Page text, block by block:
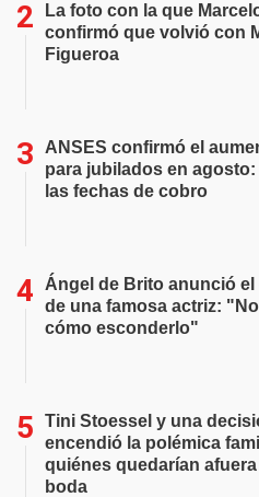
La foto con la que
confirmó que volvió con
Figueroa
ANSES confirmó el
para jubilados en
las fechas de cobro
Ángel de Brito anunció el
de una famosa actriz:
cómo esconderlo"
Tini Stoessel y una
encendió la polémica
quiénes quedarían
boda